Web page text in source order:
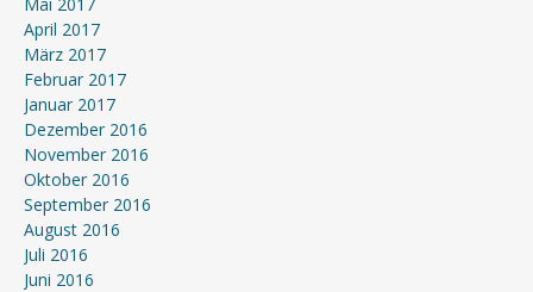
April 2017
März 2017
Februar 2017
Januar 2017
Dezember 2016
November 2016
Oktober 2016
September 2016
August 2016
Juli 2016
Juni 2016